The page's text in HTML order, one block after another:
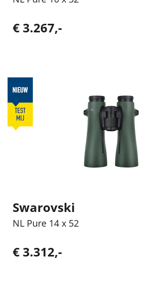
€ 3.267,-
Swarovski
NL Pure 14 x 52
€ 3.312,-